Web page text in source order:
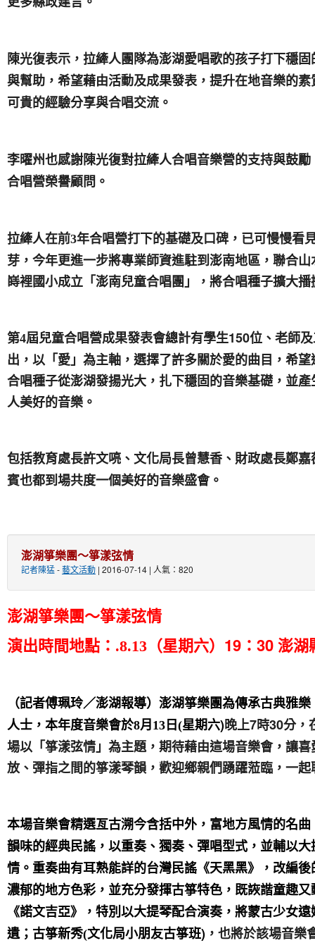
陳光復表示，拉縴人團隊為澎湖愛唱歌的孩子打下穩
與幫助，希望藉由活動及成果發表，提升在地音樂的
可貴的經驗分享與合唱交流。
李曜州也感謝陳光復對拉縴人合唱音樂營的支持與鼓
合唱營榮譽顧問。
拉縴人在前3年合唱營打下的基礎及口碑，已可慢慢看
芽，今年更進一步將專業師資進駐到澎南地區，聯合
嵵裡國小成立「澎南兒童合唱團」，將合唱種子擴大播
第4屆兒童合唱營成果發表會總計有學生150位、老師
出，以「愛」為主軸，選擇了許多關於愛的曲目，希
合唱種子從澎湖發揚光大，扎下穩固的音樂基礎，並
人美好的音樂。
包括教育處長許文喨、文化局長曾慧香、財政處長鄭
賓也都到場共度一個美好的音樂盛會。
澎湖箏樂團～箏漾弦情
記者陳猛-藝文活動 | 2016-07-14 | 人氣：820
澎湖箏樂團～箏漾弦情
演出時間地點：.8.13 （星期六）19：30 澎湖
（記者傅珮玲／澎湖報導）澎湖箏樂團為傳承古典雅
人士，本年度音樂會於8月13日(星期六)晚上7時30分，
場以「箏漾弦情」為主題，期待藉由這場音樂會，讓
放、彈指之間的箏漾琴韻，歡迎鄉親們踴躍蒞臨，一
本場音樂會精選亙古溯今含括中外，富地方風情的名
韻味的經典民謠，以重奏、獨奏、彈唱型式，並輔以
情。重奏曲有耳熟能詳的台灣民謠《天黑黑》，改編
濃郁的地方色彩，並充分發揮古箏特色，既詼諧童趣
《諾文吉亞》，特別以大提琴配合演奏，將蒙古少女
遺；古箏新秀(文化局小朋友古箏班) ，也將於該場音